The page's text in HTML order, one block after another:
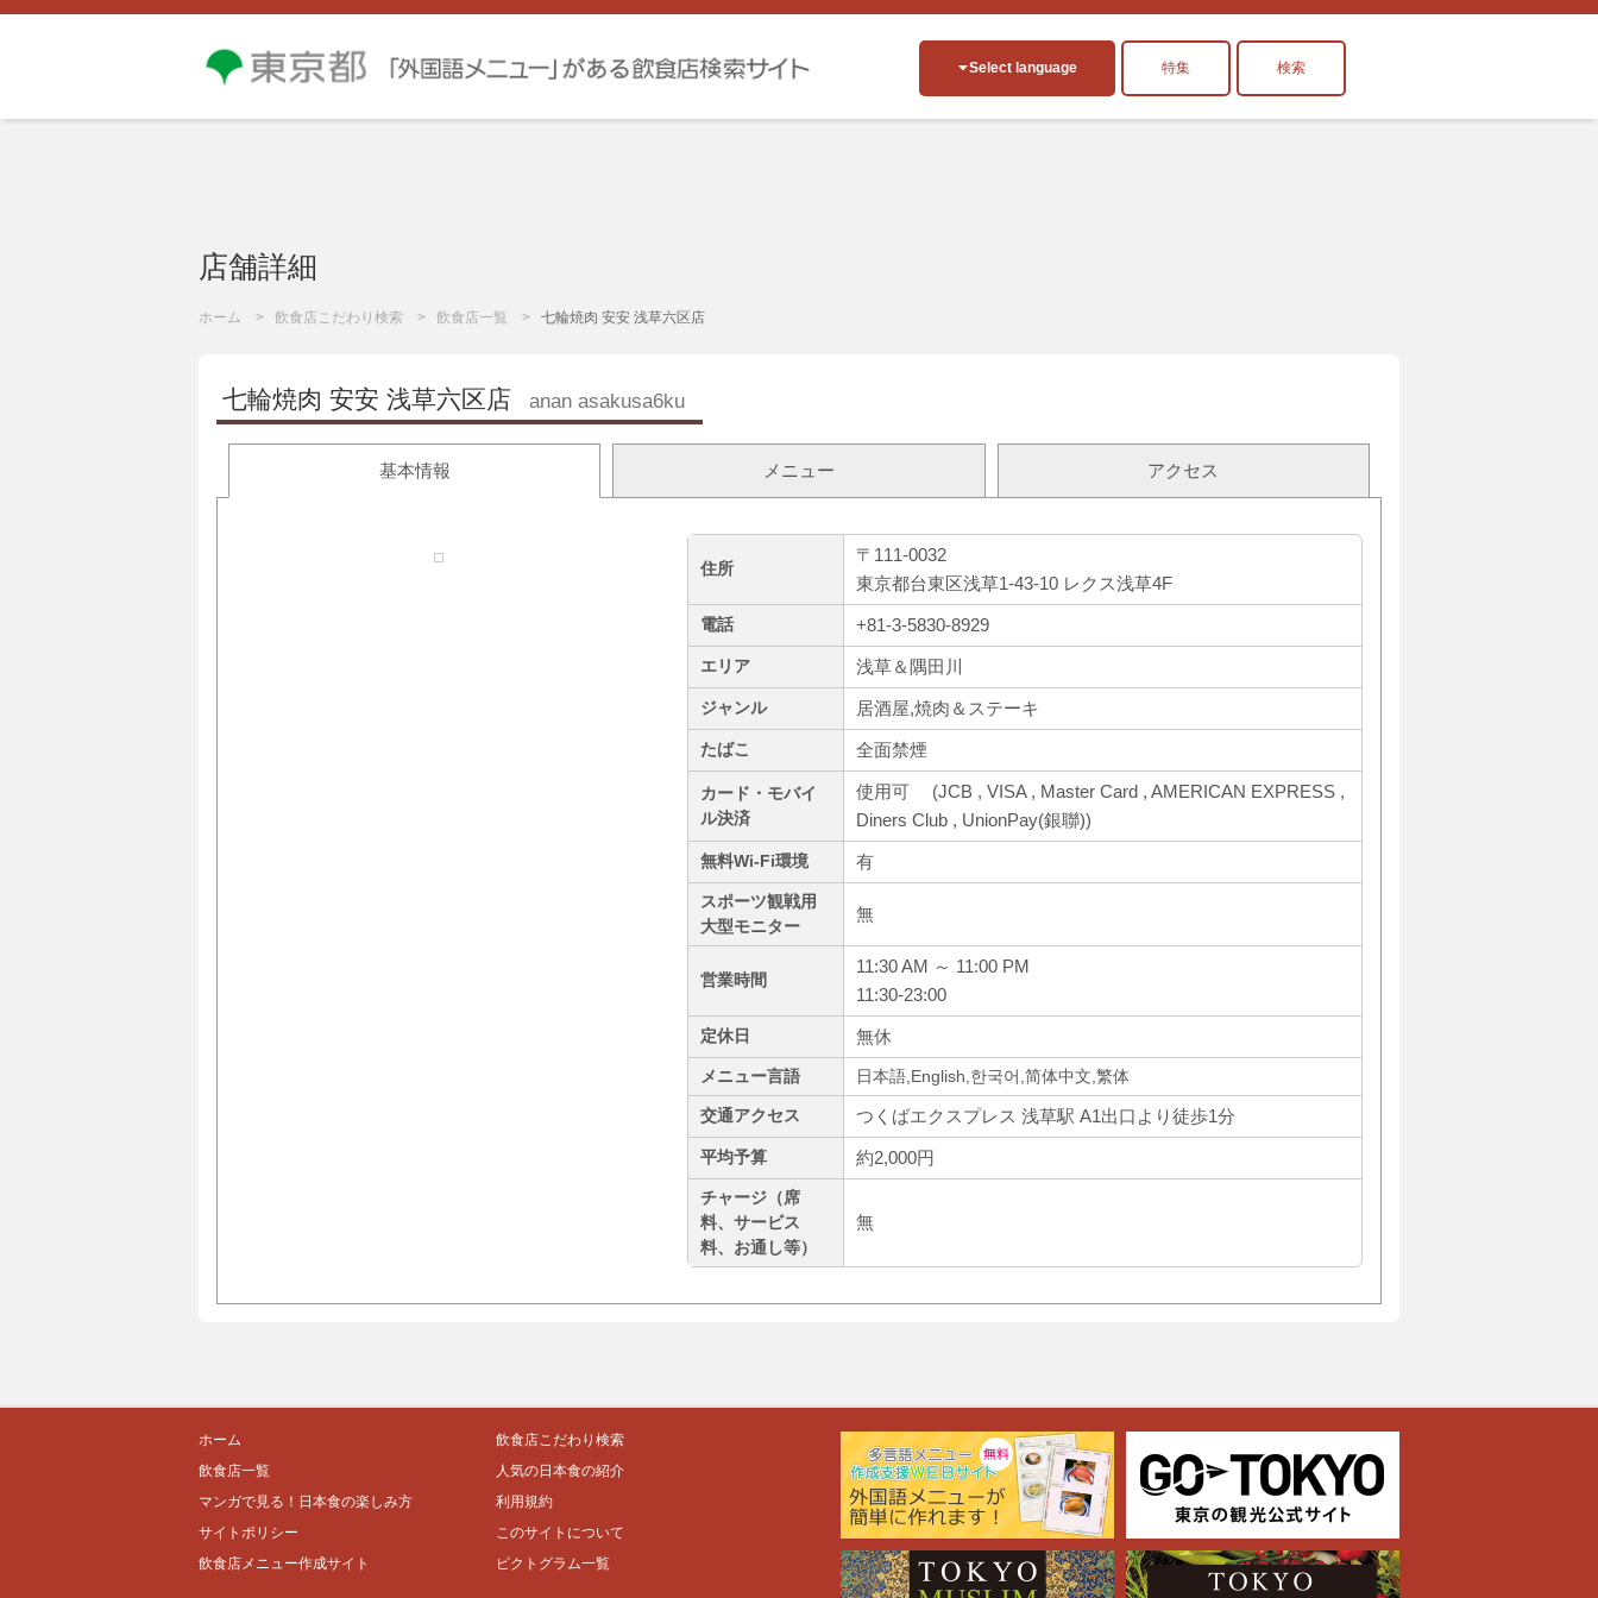
Select language 特集 検索
店舗詳細
ホーム 飲食店こだわり検索 飲食店一覧 七輪焼肉 安安 浅草六区店
七輪焼肉 安安 浅草六区店 anan asakusa6ku
基本情報 メニュー アクセス
住所
〒111-0032
東京都台東区浅草1-43-10 レクス浅草4F
電話 +81-3-5830-8929
エリア 浅草＆隅田川
ジャンル 居酒屋,焼肉＆ステーキ
たばこ 全面禁煙
カード・モバイ
ル決済
使用可 (JCB , VISA , Master Card , AMERICAN EXPRESS ,
Diners Club , UnionPay(銀聯))
無料Wi-Fi環境 有
スポーツ観戦用
大型モニター
無
営業時間
11:30 AM ～ 11:00 PM
11:30-23:00
定休日 無休
メニュー言語 日本語,English,한국어,简体中文,繁体
交通アクセス つくばエクスプレス 浅草駅 A1出口より徒歩1分
平均予算 約2,000円
チャージ（席
料、サービス
料、お通し等）
無
ホーム
飲食店こだわり検索
飲食店一覧
人気の日本食の紹介
マンガで見る！日本食の楽しみ方
利用規約
サイトポリシー
このサイトについて
飲食店メニュー作成サイト
ピクトグラム一覧